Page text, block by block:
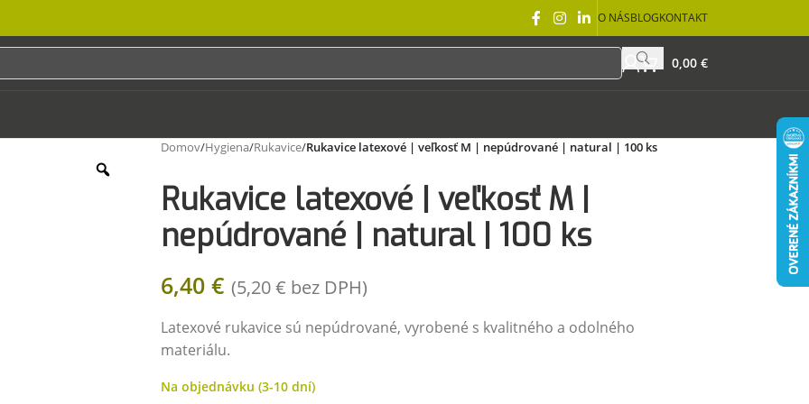
O NÁSBLOGKONTAKT
0,00 €
Domov/Hygiena/Rukavice/Rukavice latexové | veľkosť M | nepúdrované | natural | 100 ks
Rukavice latexové | veľkosť M |
nepúdrované | natural | 100 ks
6,40 € (5,20€ bez DPH)
Latexové rukavice sú nepúdrované, vyrobené s kvalitného a odolného
materiálu.
Na objednávku (3-10 dní)